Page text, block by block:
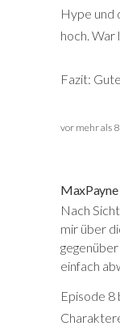
Hype und
hoch. War
Fazit:
vor mehr als
MaxPayne
Nach
mir über
einfach
Episode 8